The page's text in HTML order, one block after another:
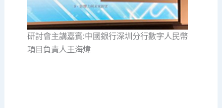
研討會主講嘉賓:中國銀行深圳分行數字人民幣
項目負責人王海煒